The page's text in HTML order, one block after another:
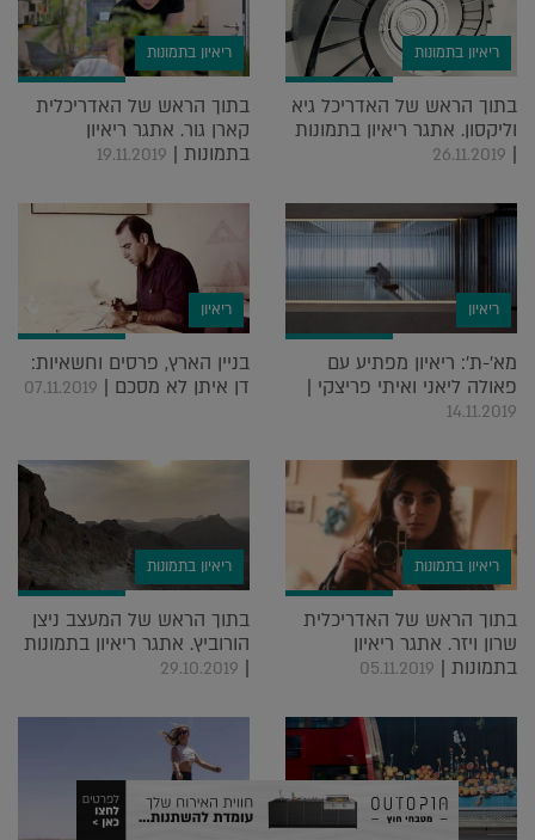
ריאיון בתמונות
בתוך הראש של האדריכל גיא
וליקסון. אתגר ריאיון בתמונות
|
26.11.2019
ריאיון בתמונות
בתוך הראש של האדריכלית
קארן גור. אתגר ריאיון
בתמונות | 19.11.2019
ריאיון
מא'-ת': ריאיון מפתיע עם
פאולה ליאני ואיתי פריצקי |
14.11.2019
ריאיון
בניין הארץ, פרסים וחשאיות:
דן איתן לא מסכם | 07.11.2019
ריאיון בתמונות
בתוך הראש של האדריכלית
שרון ויזר. אתגר ריאיון
בתמונות | 05.11.2019
ריאיון בתמונות
בתוך הראש של המעצב ניצן
הורוביץ. אתגר ריאיון בתמונות
|
29.10.2019
ריאיון בתמונות